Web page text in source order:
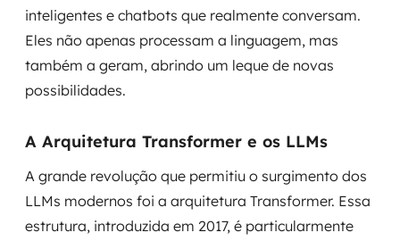
inteligentes e chatbots que realmente conversam.
Eles não apenas processam a linguagem, mas
também a geram, abrindo um leque de novas
possibilidades.
A Arquitetura Transformer e os LLMs
A grande revolução que permitiu o surgimento dos
LLMs modernos foi a arquitetura Transformer. Essa
estrutura, introduzida em 2017, é particularmente